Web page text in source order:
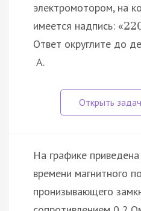
электромотором, на
имеется надпись: «
Ответ округлите до
А.
На графике
времени магнитного
пронизывающего